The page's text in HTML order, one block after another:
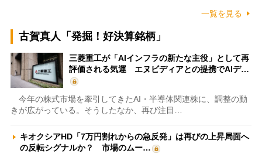
一覧を見る
古賀真人「発掘！好決算銘柄」
三菱重工が「AIインフラの新たな主役」として再
評価される気運 エヌビディアとの提携でAIデ…
今年の株式市場を牽引してきたAI・半導体関連株に、調整の動
きが広がっている。そうしたなか、再び注目…
キオクシアHD「7万円割れからの急反発」は再びの上昇局面へ
の反転シグナルか？ 市場のムー…